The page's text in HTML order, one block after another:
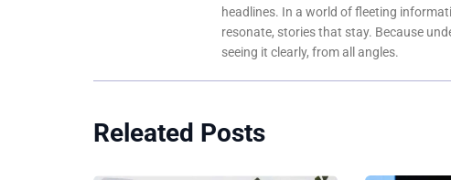
headlines. In a world of fleeting
resonate, stories that stay. Because
seeing it clearly, from all angles.
Releated Posts